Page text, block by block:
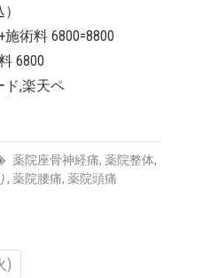
施術料 6800=8800
6800
ド,楽天ペ
薬院座骨神経痛, 薬院整体,
, 薬院腰痛, 薬院頭痛
)